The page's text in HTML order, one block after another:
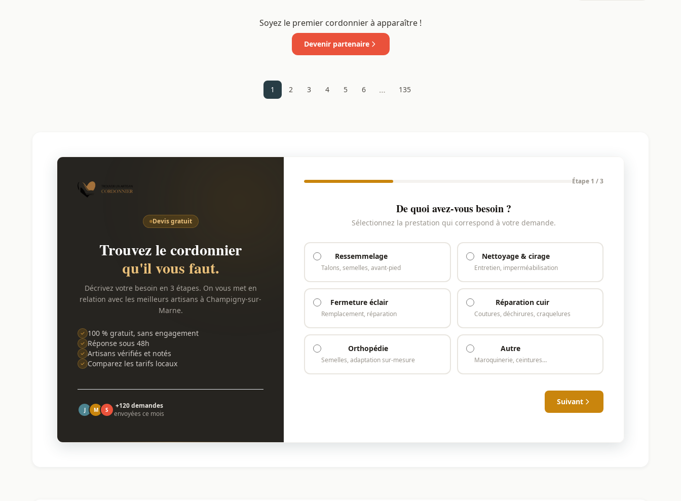
Soyez le premier cordonnier à apparaître !
Devenir partenaire
1 2 3 4 5 6 … 135
Devis gratuit
Trouvez le cordonnier
qu'il vous faut.
Décrivez votre besoin en 3 étapes. On vous met en
relation avec les meilleurs artisans à Champigny-sur-
Marne.
100 % gratuit, sans engagement
Réponse sous 48h
Artisans vérifiés et notés
Comparez les tarifs locaux
J M S
+120 demandes
envoyées ce mois
Étape 1 / 3
De quoi avez-vous besoin ?
Sélectionnez la prestation qui correspond à votre demande.
Ressemmelage
Talons, semelles, avant-pied
Nettoyage & cirage
Entretien, imperméabilisation
Fermeture éclair
Remplacement, réparation
Réparation cuir
Coutures, déchirures, craquelures
Orthopédie
Semelles, adaptation sur-mesure
Autre
Maroquinerie, ceintures…
Suivant